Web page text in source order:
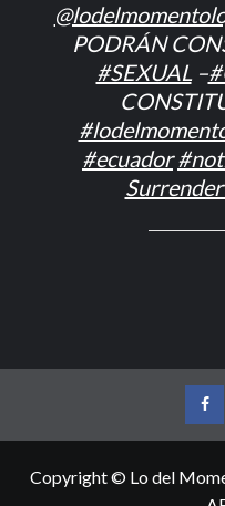
PODRÁN
#SEXUAL–
#ecuador
Copyright © Lo del